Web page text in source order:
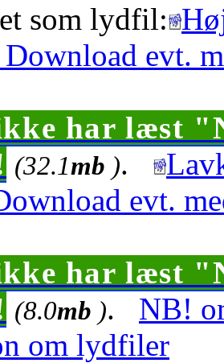
som lydfil:
evt.
har læst
(32.1mb ).
evt.
har læst
(8.0mb ). NB!
om lydfiler